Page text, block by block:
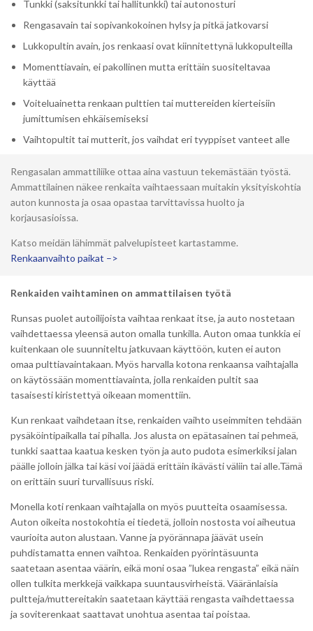
Tunkki (saksitunkki tai hallitunkki) tai autonosturi
Rengasavain tai sopivankokoinen hylsy ja pitkä jatkovarsi
Lukkopultin avain, jos renkaasi ovat kiinnitettynä lukkopulteilla
Momenttiavain, ei pakollinen mutta erittäin suositeltavaa
käyttää
Voiteluainetta renkaan pulttien tai muttereiden kierteisiin
jumittumisen ehkäisemiseksi
Vaihtopultit tai mutterit, jos vaihdat eri tyyppiset vanteet alle
Rengasalan ammattiliike ottaa aina vastuun tekemästään työstä.
Ammattilainen näkee renkaita vaihtaessaan muitakin yksityiskohtia
auton kunnosta ja osaa opastaa tarvittavissa huolto ja
korjausasioissa.
Katso meidän lähimmät palvelupisteet kartastamme.
Renkaanvaihto paikat –>
Renkaiden vaihtaminen on ammattilaisen työtä
Runsas puolet autoilijoista vaihtaa renkaat itse, ja auto nostetaan
vaihdettaessa yleensä auton omalla tunkilla. Auton omaa tunkkia ei
kuitenkaan ole suunniteltu jatkuvaan käyttöön, kuten ei auton
omaa pulttiavaintakaan. Myös harvalla kotona renkaansa vaihtajalla
on käytössään momenttiavainta, jolla renkaiden pultit saa
tasaisesti kiristettyä oikeaan momenttiin.
Kun renkaat vaihdetaan itse, renkaiden vaihto useimmiten tehdään
pysäköintipaikalla tai pihalla. Jos alusta on epätasainen tai pehmeä,
tunkki saattaa kaatua kesken työn ja auto pudota esimerkiksi jalan
päälle jolloin jälka tai käsi voi jäädä erittäin ikävästi väliin tai alle.Tämä
on erittäin suuri turvallisuus riski.
Monella koti renkaan vaihtajalla on myös puutteita osaamisessa.
Auton oikeita nostokohtia ei tiedetä, jolloin nostosta voi aiheutua
vaurioita auton alustaan. Vanne ja pyörännapa jäävät usein
puhdistamatta ennen vaihtoa. Renkaiden pyörintäsuunta
saatetaan asentaa väärin, eikä moni osaa ”lukea rengasta” eikä näin
ollen tulkita merkkejä vaikkapa suuntausvirheistä. Vääränlaisia
pultteja/muttereitakin saatetaan käyttää rengasta vaihdettaessa
ja soviterenkaat saattavat unohtua asentaa tai poistaa.